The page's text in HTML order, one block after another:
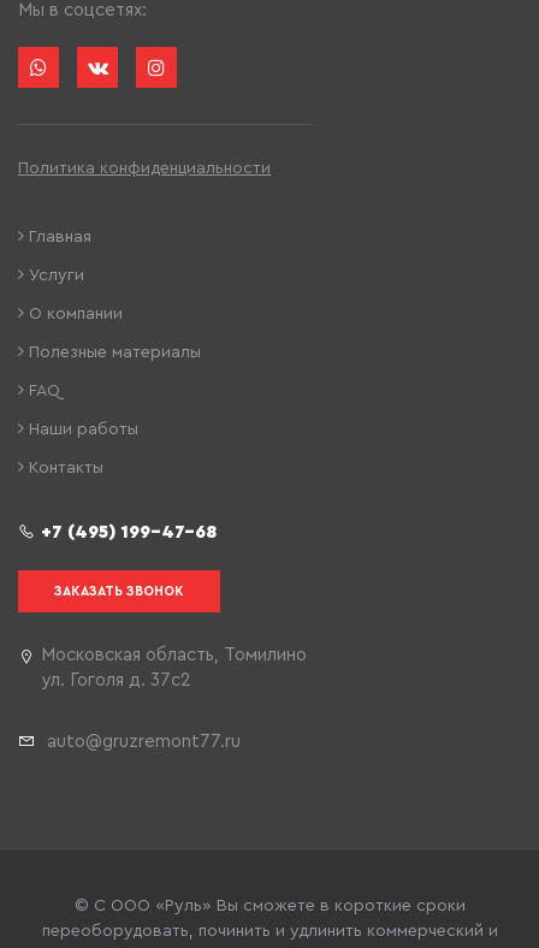
Мы в соцсетях:
Политика конфиденциальности
Главная
Услуги
О компании
Полезные материалы
FAQ
Наши работы
Контакты
+7 (495) 199-47-68
ЗАКАЗАТЬ ЗВОНОК
Московская область, Томилино
ул. Гоголя д. 37с2
auto@gruzremont77.ru
© С ООО «Руль» Вы сможете в короткие сроки
переоборудовать, починить и удлинить коммерческий и